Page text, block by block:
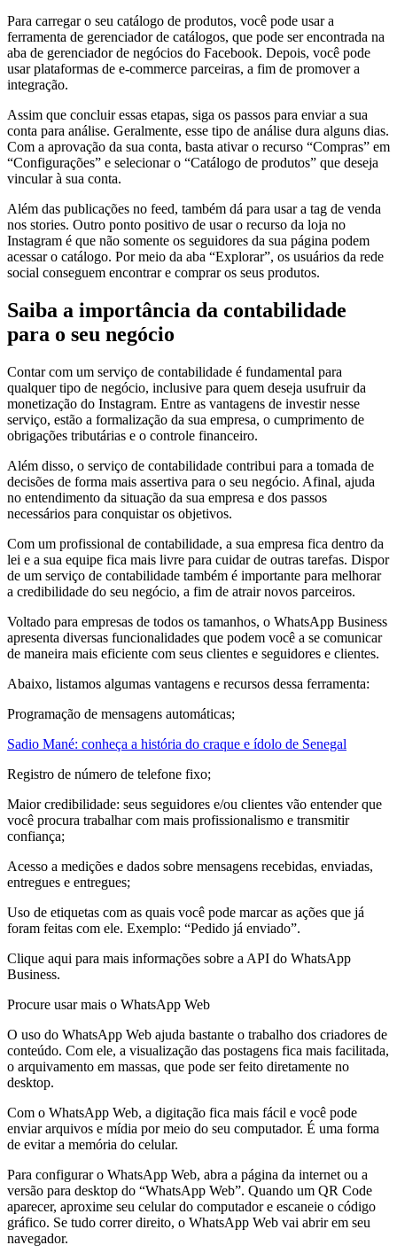
Para carregar o seu catálogo de produtos, você pode usar a
ferramenta de gerenciador de catálogos, que pode ser encontrada na
aba de gerenciador de negócios do Facebook. Depois, você pode
usar plataformas de e-commerce parceiras, a fim de promover a
integração.
Assim que concluir essas etapas, siga os passos para enviar a sua
conta para análise. Geralmente, esse tipo de análise dura alguns dias.
Com a aprovação da sua conta, basta ativar o recurso “Compras” em
“Configurações” e selecionar o “Catálogo de produtos” que deseja
vincular à sua conta.
Além das publicações no feed, também dá para usar a tag de venda
nos stories. Outro ponto positivo de usar o recurso da loja no
Instagram é que não somente os seguidores da sua página podem
acessar o catálogo. Por meio da aba “Explorar”, os usuários da rede
social conseguem encontrar e comprar os seus produtos.
Saiba a importância da contabilidade
para o seu negócio
Contar com um serviço de contabilidade é fundamental para
qualquer tipo de negócio, inclusive para quem deseja usufruir da
monetização do Instagram. Entre as vantagens de investir nesse
serviço, estão a formalização da sua empresa, o cumprimento de
obrigações tributárias e o controle financeiro.
Além disso, o serviço de contabilidade contribui para a tomada de
decisões de forma mais assertiva para o seu negócio. Afinal, ajuda
no entendimento da situação da sua empresa e dos passos
necessários para conquistar os objetivos.
Com um profissional de contabilidade, a sua empresa fica dentro da
lei e a sua equipe fica mais livre para cuidar de outras tarefas. Dispor
de um serviço de contabilidade também é importante para melhorar
a credibilidade do seu negócio, a fim de atrair novos parceiros.
Voltado para empresas de todos os tamanhos, o WhatsApp Business
apresenta diversas funcionalidades que podem você a se comunicar
de maneira mais eficiente com seus clientes e seguidores e clientes.
Abaixo, listamos algumas vantagens e recursos dessa ferramenta:
Programação de mensagens automáticas;
Sadio Mané: conheça a história do craque e ídolo de Senegal
Registro de número de telefone fixo;
Maior credibilidade: seus seguidores e/ou clientes vão entender que
você procura trabalhar com mais profissionalismo e transmitir
confiança;
Acesso a medições e dados sobre mensagens recebidas, enviadas,
entregues e entregues;
Uso de etiquetas com as quais você pode marcar as ações que já
foram feitas com ele. Exemplo: “Pedido já enviado”.
Clique aqui para mais informações sobre a API do WhatsApp
Business.
Procure usar mais o WhatsApp Web
O uso do WhatsApp Web ajuda bastante o trabalho dos criadores de
conteúdo. Com ele, a visualização das postagens fica mais facilitada,
o arquivamento em massas, que pode ser feito diretamente no
desktop.
Com o WhatsApp Web, a digitação fica mais fácil e você pode
enviar arquivos e mídia por meio do seu computador. É uma forma
de evitar a memória do celular.
Para configurar o WhatsApp Web, abra a página da internet ou a
versão para desktop do “WhatsApp Web”. Quando um QR Code
aparecer, aproxime seu celular do computador e escaneie o código
gráfico. Se tudo correr direito, o WhatsApp Web vai abrir em seu
navegador.